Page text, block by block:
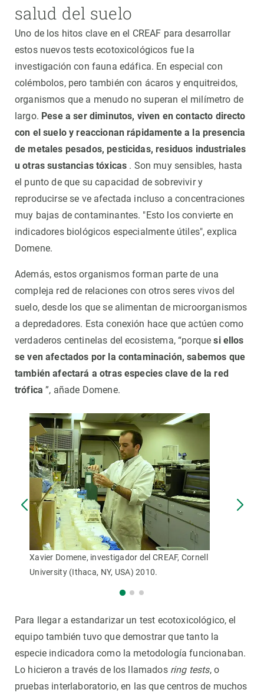
salud del suelo
Uno de los hitos clave en el CREAF para desarrollar
estos nuevos tests ecotoxicológicos fue la
investigación con fauna edáfica. En especial con
colémbolos, pero también con ácaros y enquitreidos,
organismos que a menudo no superan el milímetro de
largo. Pese a ser diminutos, viven en contacto directo
con el suelo y reaccionan rápidamente a la presencia
de metales pesados, pesticidas, residuos industriales
u otras sustancias tóxicas . Son muy sensibles, hasta
el punto de que su capacidad de sobrevivir y
reproducirse se ve afectada incluso a concentraciones
muy bajas de contaminantes. "Esto los convierte en
indicadores biológicos especialmente útiles", explica
Domene.
Además, estos organismos forman parte de una
compleja red de relaciones con otros seres vivos del
suelo, desde los que se alimentan de microorganismos
a depredadores. Esta conexión hace que actúen como
verdaderos centinelas del ecosistema, “porquesi ellos
se ven afectados por la contaminación, sabemos que
también afectará a otras especies clave de la red
trófica ”, añade Domene.
Xavier Domene, investigador del CREAF, Cornell
University (Ithaca, NY, USA) 2010.
Para llegar a estandarizar un test ecotoxicológico, el
equipo también tuvo que demostrar que tanto la
especie indicadora como la metodología funcionaban.
Lo hicieron a través de los llamadosring tests, o
pruebas interlaboratorio, en las que centros de muchos